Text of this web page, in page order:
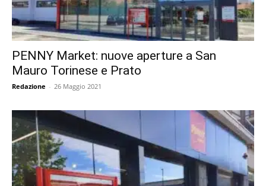
PENNY Market: nuove aperture a San
Mauro Torinese e Prato
Redazione - 26 Maggio 2021